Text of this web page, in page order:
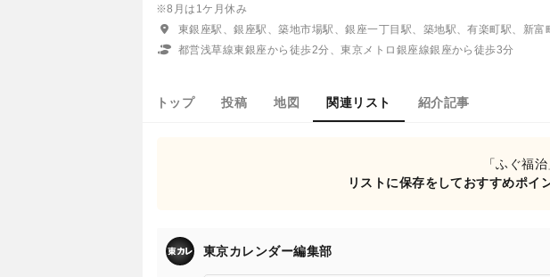
※8月は1ケ月休み
東銀座駅、銀座駅、築地市場駅、銀座一丁目駅、築地駅、有楽町駅、新
都営浅草線東銀座から徒歩2分、東京メトロ銀座線銀座から徒歩3分
トップ 投稿 地図 関連リスト 紹介記事
「ふぐ福
リストに保存をしておすすめポイ
東京カレンダー編集部